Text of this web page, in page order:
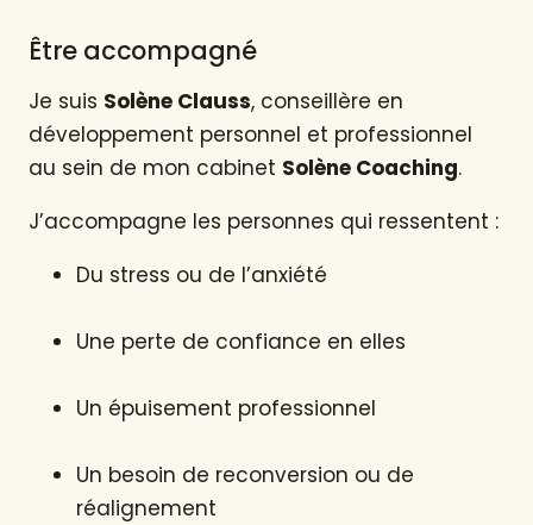
Être accompagné
Je suis Solène Clauss, conseillère en
développement personnel et professionnel
au sein de mon cabinet Solène Coaching.
J’accompagne les personnes qui ressentent :
Du stress ou de l’anxiété
Une perte de confiance en elles
Un épuisement professionnel
Un besoin de reconversion ou de
réalignement